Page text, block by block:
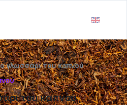
του καπνού
γλωσσάρι του καπνού